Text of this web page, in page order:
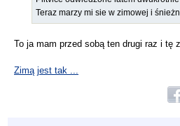
Teraz marzy mi sie w zimowej i
To ja mam przed sobą ten drugi raz i tę
Zimą jest tak ...